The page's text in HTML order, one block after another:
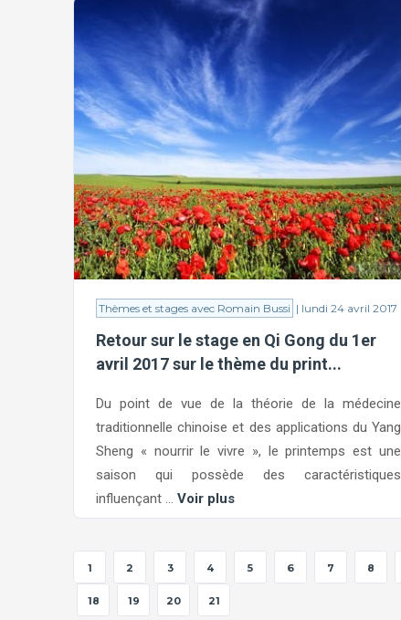
Thèmes et stages avec Romain Bussi | lundi 24 avril 2017
Retour sur le stage en Qi Gong du 1er
avril 2017 sur le thème du print...
Du point de vue de la théorie de la médecine
traditionnelle chinoise et des applications du Yang
Sheng « nourrir le vivre », le printemps est une
saison qui possède des caractéristiques
influençant ... Voir plus
1 2 3 4 5 6 7 8
18 19 20 21